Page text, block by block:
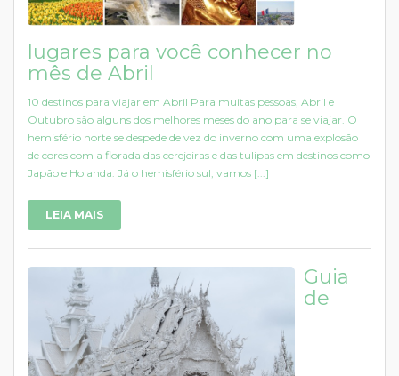
lugares para você conhecer no
mês de Abril
10 destinos para viajar em Abril Para muitas pessoas, Abril e
Outubro são alguns dos melhores meses do ano para se viajar. O
hemisfério norte se despede de vez do inverno com uma explosão
de cores com a florada das cerejeiras e das tulipas em destinos como
Japão e Holanda. Já o hemisfério sul, vamos [...]
LEIA MAIS
Guia
de